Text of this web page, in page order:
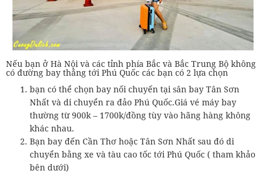
Nếu bạn ở Hà Nội và các tỉnh phía Bắc và Bắc Trung Bộ không
có đường bay thẳng tới Phú Quốc các bạn có 2 lựa chọn
bạn có thể chọn bay nối chuyến tại sân bay Tân Sơn
Nhất và di chuyển ra đảo Phú Quốc.Giá vé máy bay
thường từ 900k – 1700k/đồng tùy vào hãng hàng không
khác nhau.
Bạn bay đến Cần Thơ hoặc Tân Sơn Nhất sau đó di
chuyển bằng xe và tàu cao tốc tới Phú Quốc ( tham khảo
bên dưới)